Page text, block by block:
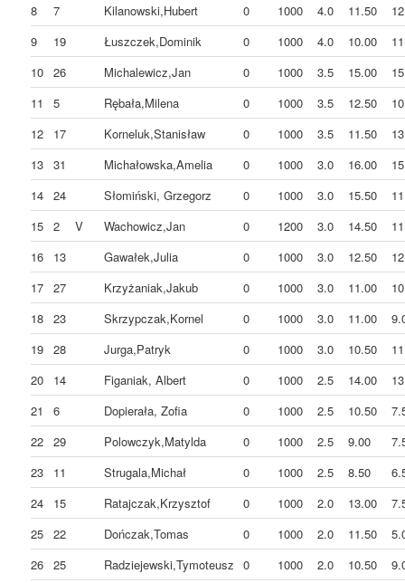
8
7 Kilanowski,Hubert 0 1000 4.0 11.50
9
19 Łuszczek,Dominik 0 1000 4.0 10.00
10 26 Michalewicz,Jan 0 1000 3.5 15.00
11
5 Rębała,Milena 0 1000 3.5 12.50
12
17 Korneluk,Stanisław 0 1000 3.5 11.50
13 31 Michałowska,Amelia 0 1000 3.0 16.00
14 24 Słomiński, Grzegorz 0 1000 3.0 15.50
15 2 V Wachowicz,Jan 0 1200 3.0 14.50
16
13 Gawałek,Julia 0 1000 3.0 12.50
17 27 Krzyżaniak,Jakub 0 1000 3.0 11.00
18 23 Skrzypczak,Kornel 0 1000 3.0 11.00
19 28 Jurga,Patryk 0 1000 3.0 10.50
20
14 Figaniak, Albert 0 1000 2.5 14.00
21
6 Dopierała, Zofia 0 1000 2.5 10.50
22 29 Polowczyk,Matylda 0 1000 2.5 9.00
23
11 Strugala,Michał 0 1000 2.5 8.50
24
15 Ratajczak,Krzysztof 0 1000 2.0 13.00
25 22 Dończak,Tomas 0 1000 2.0 11.50
26 25 Radziejewski,Tymoteusz 0 1000 2.0 10.50